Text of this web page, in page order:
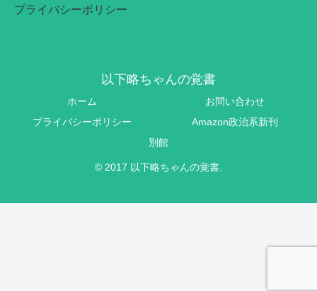
プライバシーポリシー
以下略ちゃんの覚書
ホーム
お問い合わせ
プライバシーポリシー
Amazon政治系新刊
別館
© 2017 以下略ちゃんの覚書.